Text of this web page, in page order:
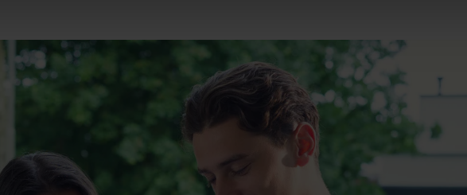
4.2
per maand, wat jaarlijks aan het einde van het